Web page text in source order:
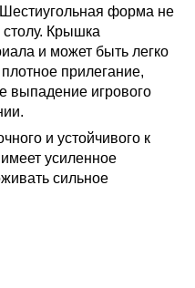
форма не
столу. Крышка
и может быть легко
прилегание,
выпадение игрового
и устойчивого к
усиленное
сильное